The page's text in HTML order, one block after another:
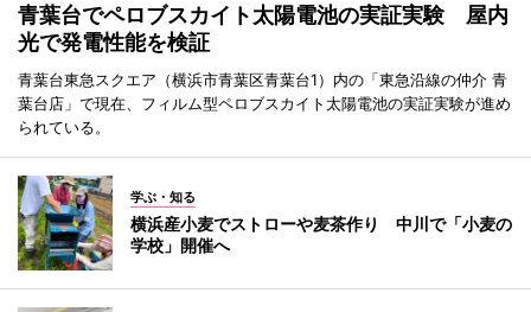
青葉台でペロブスカイト太陽電池の実証実験 屋内
光で発電性能を検証
青葉台東急スクエア（横浜市青葉区青葉台1）内の「東急沿線の仲介 青
葉台店」で現在、フィルム型ペロブスカイト太陽電池の実証実験が進め
られている。
学ぶ・知る
横浜産小麦でストローや麦茶作り 中川で「小麦の
学校」開催へ